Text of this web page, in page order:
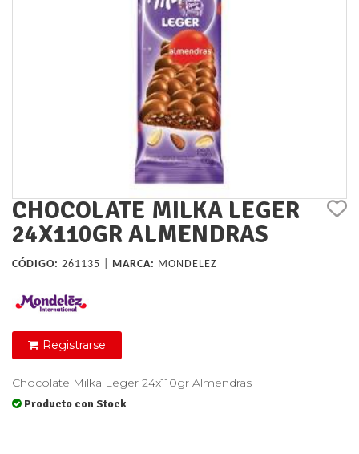
CHOCOLATE MILKA LEGER
24X110GR ALMENDRAS
CÓDIGO: 261135 | MARCA: MONDELEZ
Registrarse
Chocolate Milka Leger 24x110gr Almendras
Producto con Stock